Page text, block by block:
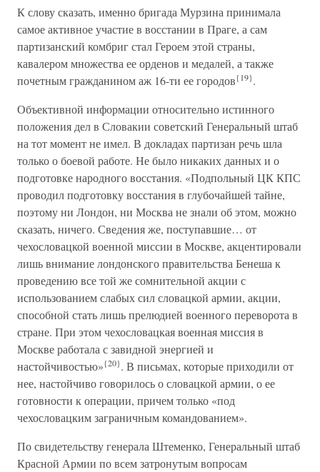
К слову сказать, именно бригада Мурзина принимала
самое активное участие в восстании в Праге, а сам
партизанский комбриг стал Героем этой страны,
кавалером множества ее орденов и медалей, а также
почетным гражданином аж 16-ти ее городов{19}.
Объективной информации относительно истинного
положения дел в Словакии советский Генеральный штаб
на тот момент не имел. В докладах партизан речь шла
только о боевой работе. Не было никаких данных и о
подготовке народного восстания. «Подпольный ЦК КПС
проводил подготовку восстания в глубочайшей тайне,
поэтому ни Лондон, ни Москва не знали об этом, можно
сказать, ничего. Сведения же, поступавшие… от
чехословацкой военной миссии в Москве, акцентировали
лишь внимание лондонского правительства Бенеша к
проведению все той же сомнительной акции с
использованием слабых сил словацкой армии, акции,
способной стать лишь прелюдией военного переворота в
стране. При этом чехословацкая военная миссия в
Москве работала с завидной энергией и
настойчивостью»{20}. В письмах, которые приходили от
нее, настойчиво говорилось о словацкой армии, о ее
готовности к операции, причем только «под
чехословацким заграничным командованием».
По свидетельству генерала Штеменко, Генеральный штаб
Красной Армии по всем затронутым вопросам